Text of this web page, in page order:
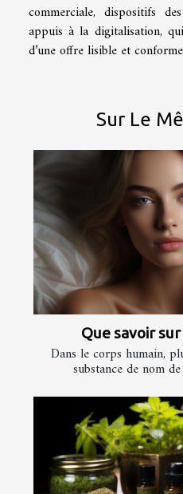
commerciale, dispositifs
appuis à la digitalisation,
d’une offre lisible et
Sur Le
Que savoir
Dans le corps humain,
substance de nom